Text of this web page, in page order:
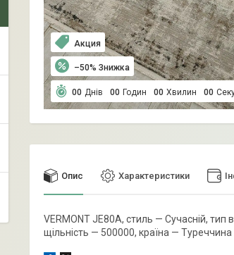
Акция
–50%
00 Днів 00 Годин 00 Хвилин 00
Опис Характеристики
VERMONT JE80A, стиль — Сучасній,
щільність — 500000, країна — Туреччина